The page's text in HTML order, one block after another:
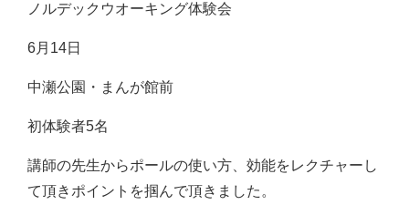
ノルデックウオーキング体験会
6月14日
中瀬公園・まんが館前
初体験者5名
講師の先生からポールの使い方、効能をレクチャーし
て頂きポイントを掴んで頂きました。